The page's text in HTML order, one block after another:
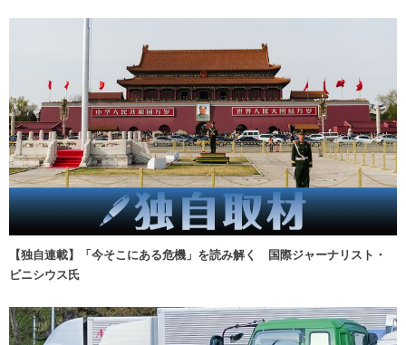
【独自連載】「今そこにある危機」を読み解く 国際ジャーナリスト・
ビニシウス氏